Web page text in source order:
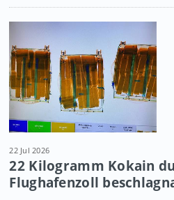
22 Jul 2026
22 Kilogramm Kokain
Flughafenzoll